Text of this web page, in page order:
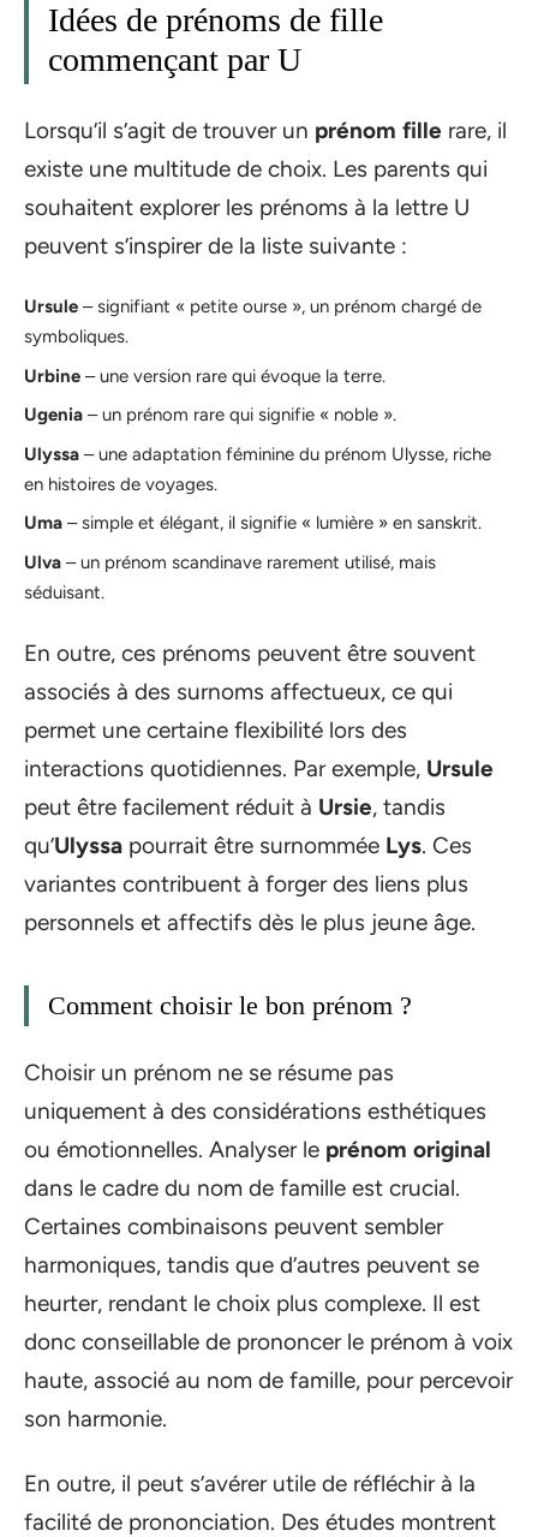
Idées de prénoms de fille
commençant par U
Lorsqu’il s’agit de trouver un prénom fille rare, il
existe une multitude de choix. Les parents qui
souhaitent explorer les prénoms à la lettre U
peuvent s’inspirer de la liste suivante :
Ursule – signifiant « petite ourse », un prénom chargé de
symboliques.
Urbine – une version rare qui évoque la terre.
Ugenia – un prénom rare qui signifie « noble ».
Ulyssa – une adaptation féminine du prénom Ulysse, riche
en histoires de voyages.
Uma – simple et élégant, il signifie « lumière » en sanskrit.
Ulva – un prénom scandinave rarement utilisé, mais
séduisant.
En outre, ces prénoms peuvent être souvent
associés à des surnoms affectueux, ce qui
permet une certaine flexibilité lors des
interactions quotidiennes. Par exemple, Ursule
peut être facilement réduit à Ursie, tandis
qu’Ulyssa pourrait être surnommée Lys. Ces
variantes contribuent à forger des liens plus
personnels et affectifs dès le plus jeune âge.
Comment choisir le bon prénom ?
Choisir un prénom ne se résume pas
uniquement à des considérations esthétiques
ou émotionnelles. Analyser le prénom original
dans le cadre du nom de famille est crucial.
Certaines combinaisons peuvent sembler
harmoniques, tandis que d’autres peuvent se
heurter, rendant le choix plus complexe. Il est
donc conseillable de prononcer le prénom à voix
haute, associé au nom de famille, pour percevoir
son harmonie.
En outre, il peut s’avérer utile de réfléchir à la
facilité de prononciation. Des études montrent